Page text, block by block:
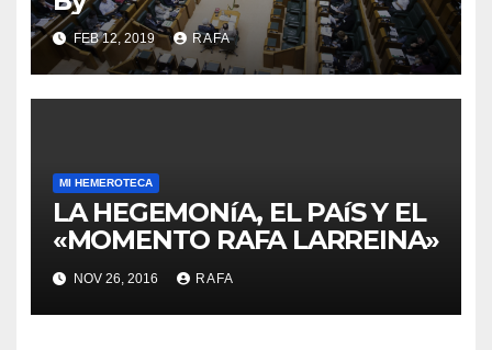
FEB 12, 2019 RAFA
MI HEMEROTECA
LA HEGEMONíA, EL PAíS Y EL
«MOMENTO RAFA LARREINA»
NOV 26, 2016 RAFA